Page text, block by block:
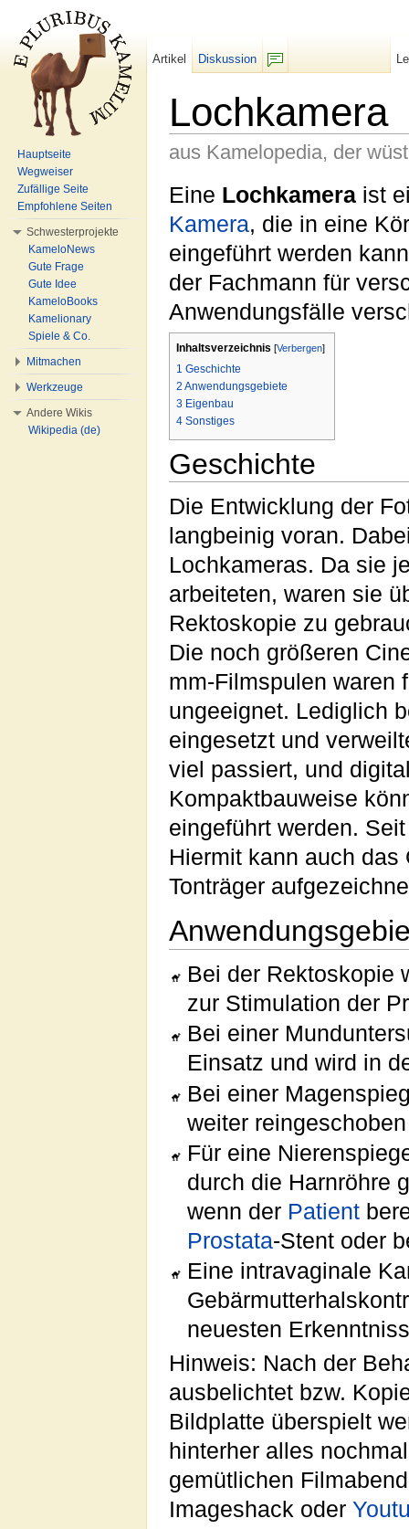
Lochkamera
aus Kamelopedia, der
Eine Lochkamera ist
Kamera, die in eine
eingeführt werden
der Fachmann für
Anwendungsfälle
Inhaltsverzeichnis [Verbergen]
1 Geschichte
2 Anwendungsgebiete
3 Eigenbau
4 Sonstiges
Geschichte
Die Entwicklung der
langbeinig voran.
Lochkameras. Da sie
arbeiteten, waren sie
Rektoskopie zu
Die noch größeren
mm-Filmspulen waren
ungeeignet. Lediglich
eingesetzt und
viel passiert, und
Kompaktbauweise
eingeführt werden.
Hiermit kann auch
Tonträger
Bei der Rektoskopie
zur Stimulation der
Bei einer
Einsatz und wird in
Bei einer
weiter
Für eine
durch die Harnröhre
wenn der Patient
Prostata-Stent oder
Eine intravaginale
neuesten
Hinweis: Nach der
ausbelichtet bzw.
Bildplatte überspielt
hinterher alles
gemütlichen
Imageshack oder
Artikel
Diskussion
Hauptseite
Wegweiser
Zufällige Seite
Empfohlene Seiten
Schwesterprojekte
KameloNews
Gute Frage
Gute Idee
KameloBooks
Kamelionary
Spiele & Co.
Mitmachen
Werkzeuge
Andere Wikis
Wikipedia (de)